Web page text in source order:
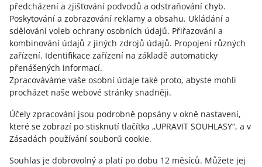
předcházení a zjišťování podvodů a odstraňování chyb.
Poskytování a zobrazování reklamy a obsahu. Ukládání a
sdělování voleb ochrany osobních údajů. Přiřazování a
kombinování údajů z jiných zdrojů údajů. Propojení různých
zařízení. Identifikace zařízení na základě automaticky
přenášených informací.
Zpracováváme vaše osobní údaje také proto, abyste mohli
procházet naše webové stránky snadněji.
Účely zpracování jsou podrobně popsány v okně nastavení,
které se zobrazí po stisknutí tlačítka „UPRAVIT SOUHLASY“, a v
Zásadách používání souborů cookie.
Souhlas je dobrovolný a platí po dobu 12 měsíců. Můžete jej
o allegro.sk
polski
čeština
English
slovenčina
magyar
o allegro.hu
polski
English